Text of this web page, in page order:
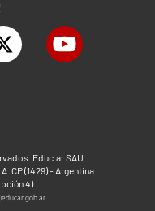
Educ.ar SAU
CP (1429) - Argentina
4)